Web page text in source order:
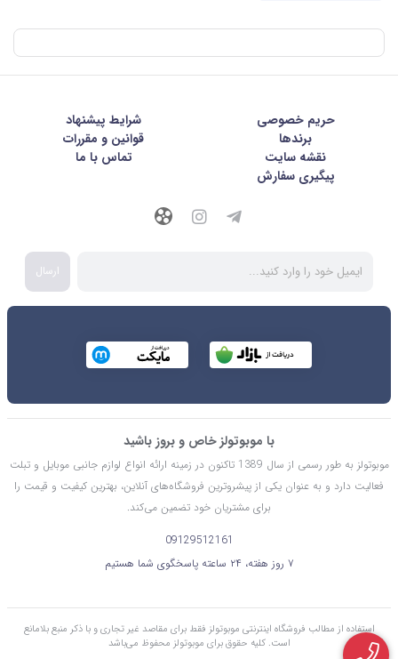
حریم خصوصی
شرايط پيشنهاد
برندها
قوانین و مقررات
نقشه سایت
تماس با ما
پیگیری سفارش
ارسال
با موبوتولز خاص و بروز باشید
موبوتولز به طور رسمی از سال 1389 تاکنون در زمینه ارائه انواع لوازم جانبی موبایل و تبلت
فعالیت دارد و به عنوان یکی از پیشروترین فروشگاه‌های آنلاین، بهترین کیفیت و قیمت را
برای مشتریان خود تضمین می‌کند.
09129512161
۷ روز هفته، ۲۴ ساعته پاسخگوی شما هستیم
استفاده از مطالب فروشگاه اینترنتی موبوتولز فقط برای مقاصد غیر تجاری و با ذکر منبع بلامانع
است. کليه حقوق برای موبوتولز محفوظ می‌باشد